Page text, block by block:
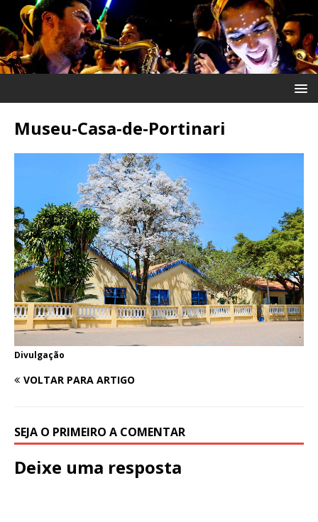
Museu-Casa-de-Portinari
Divulgação
VOLTAR PARA ARTIGO
SEJA O PRIMEIRO A COMENTAR
Deixe uma resposta